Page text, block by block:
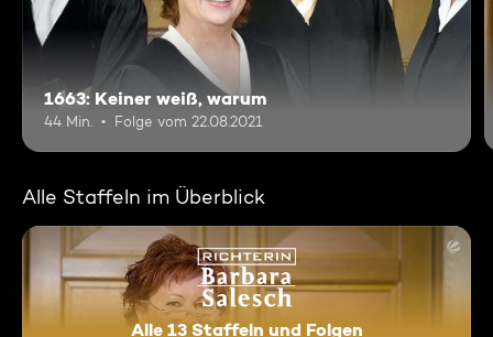
1663: Keiner weiß, warum
44 Min. Folge vom 22.08.2021
Alle Staffeln im Überblick
Alle 13 Staffeln und Folgen